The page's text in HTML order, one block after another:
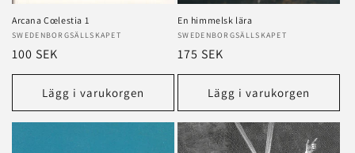
Arcana Cœlestia 1
Säljare:
SWEDENBORGSÄLLSKAPET
Ordinarie
pris
100 SEK
Lägg i varukorgen
En himmelsk lära
Säljare:
SWEDENBORGSÄLLSKAPET
Ordinarie
pris
175 SEK
Lägg i varukorgen